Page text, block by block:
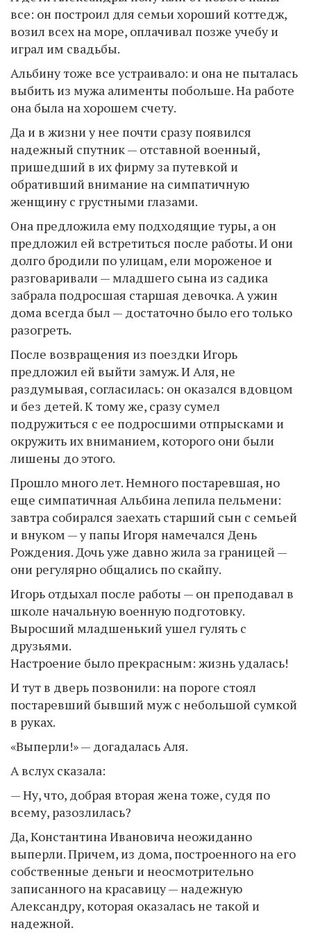
все: он построил для семьи хороший коттедж,
возил всех на море, оплачивал позже учебу и
играл им свадьбы.
Альбину тоже все устраивало: и она не пыталась
выбить из мужа алименты побольше. На работе
она была на хорошем счету.
Да и в жизни у нее почти сразу появился
надежный спутник — отставной военный,
пришедший в их фирму за путевкой и
обративший внимание на симпатичную
женщину с грустными глазами.
Она предложила ему подходящие туры, а он
предложил ей встретиться после работы. И они
долго бродили по улицам, ели мороженое и
разговаривали — младшего сына из садика
забрала подросшая старшая девочка. А ужин
дома всегда был — достаточно было его только
разогреть.
После возвращения из поездки Игорь
предложил ей выйти замуж. И Аля, не
раздумывая, согласилась: он оказался вдовцом
и без детей. К тому же, сразу сумел
подружиться с ее подросшими отпрысками и
окружить их вниманием, которого они были
лишены до этого.
Прошло много лет. Немного постаревшая, но
еще симпатичная Альбина лепила пельмени:
завтра собирался заехать старший сын с семьей
и внуком — у папы Игоря намечался День
Рождения. Дочь уже давно жила за границей —
они регулярно общались по скайпу.
Игорь отдыхал после работы — он преподавал в
школе начальную военную подготовку.
Выросший младшенький ушел гулять с
друзьями.
Настроение было прекрасным: жизнь удалась!
И тут в дверь позвонили: на пороге стоял
постаревший бывший муж с небольшой сумкой
в руках.
«Выперли!» — догадалась Аля.
А вслух сказала:
— Ну, что, добрая вторая жена тоже, судя по
всему, разозлилась?
Да, Константина Ивановича неожиданно
выперли. Причем, из дома, построенного на его
собственные деньги и неосмотрительно
записанного на красавицу — надежную
Александру, которая оказалась не такой и
надежной.